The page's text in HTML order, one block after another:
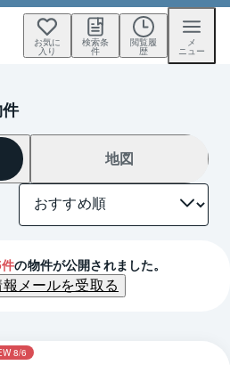
お気に
入り
検索条
件
閲覧履
歴
メ
ニュー
地図
件の物件が公開されました。
メールを受取る
8/6